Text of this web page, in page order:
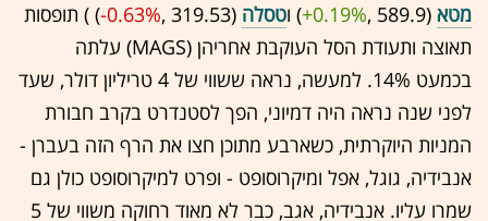
מטא (589.9 ,‎
+0.19%‏) וטסלה (319.53 ,‎
-0.63%‏) ) תופסות
תאוצה ותעודת הסל העוקבת אחריהן (MAGS) עלתה
בכמעט 14%. למעשה, נראה ששווי של 4 טריליון דולר, שעד
לפני שנה נראה היה דמיוני, הפך לסטנדרט בקרב חבורת
המניות היוקרתית, כשארבע מתוכן חצו את הרף הזה בעברן -
אנבידיה, גוגל, אפל ומיקרוסופט - ופרט למיקרוסופט כולן גם
שמרו עליו. אנבידיה, אגב, כבר לא מאוד רחוקה משווי של 5